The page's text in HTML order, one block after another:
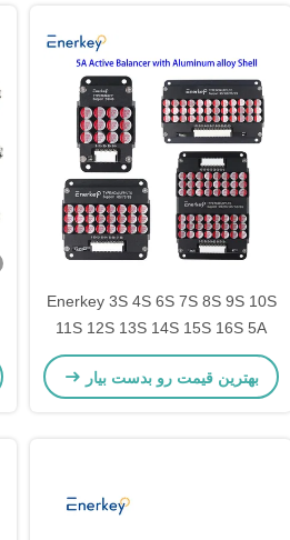
Enerkey 3S 4S 6S 7S 8S 9S 10S
11S 12S 13S 14S 15S 16S 5A
تعادل کننده فعال انتقال انرژی ماژول
تعادل فعال خازن
بهترین قیمت رو بدست بیار